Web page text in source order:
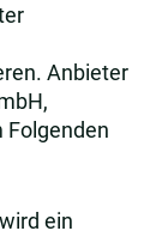
Anbieter
Folgenden
ein